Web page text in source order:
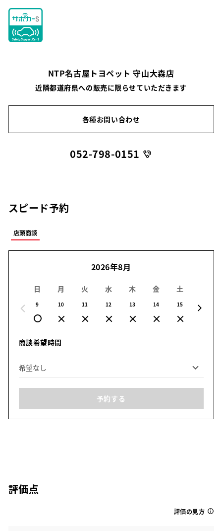
NTP名古屋トヨペット 守山大森店
近隣都道府県への販売に限らせていただきます
各種お問い合わせ
052-798-0151
スピード予約
店頭商談
2026年8月
日
9
月
10
火
11
水
12
木
13
金
14
土
15
商談希望時間
予約する
評価点
評価の見方